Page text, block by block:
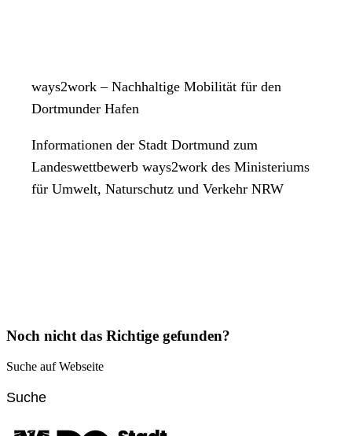
ways2work – Nachhaltige Mobilität für den
Dortmunder Hafen
Informationen der Stadt Dortmund zum
Landeswettbewerb ways2work des Ministeriums
für Umwelt, Naturschutz und Verkehr NRW
Noch nicht das Richtige gefunden?
Suche auf Webseite